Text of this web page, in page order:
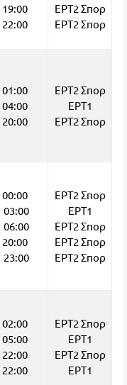
19:00
22:00
ΕΡΤ2 Σπορ
ΕΡΤ2 Σπορ
01:00
04:00
20:00
ΕΡΤ2 Σπορ
ΕΡΤ1
ΕΡΤ2 Σπορ
00:00
03:00
06:00
20:00
23:00
ΕΡΤ2 Σπορ
ΕΡΤ1
ΕΡΤ2 Σπορ
ΕΡΤ2 Σπορ
ΕΡΤ2 Σπορ
02:00
05:00
22:00
22:00
ΕΡΤ2 Σπορ
ΕΡΤ1
ΕΡΤ2 Σπορ
ΕΡΤ1